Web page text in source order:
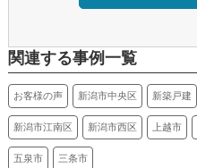
関連する事例一覧
お客様の声 新潟市中央区 新築戸建
新潟市江南区 新潟市西区 上越市
五泉市 三条市